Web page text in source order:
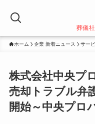
葬儀
ホーム 企業 新着ニュース サー
株式会社中央プ
売却トラブル弁
開始～中央プロ